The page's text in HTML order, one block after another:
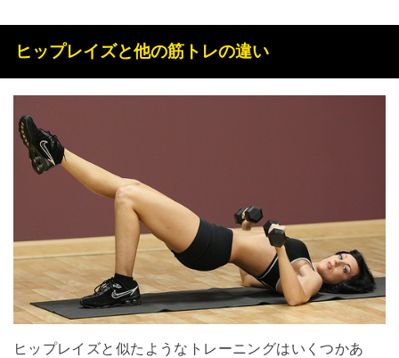
ヒップレイズと他の筋トレの違い
ヒップレイズと似たようなトレーニングはいくつかあ